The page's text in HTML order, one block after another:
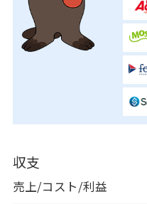
収支
売上/コスト/利益